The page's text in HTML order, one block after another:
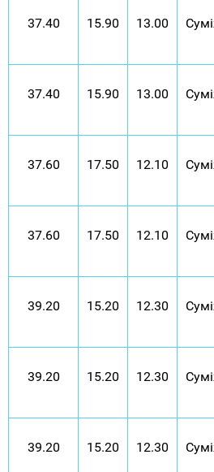
37.40 15.90 13.00
37.40 15.90 13.00
37.60 17.50 12.10
37.60 17.50 12.10
39.20 15.20 12.30
39.20 15.20 12.30
39.20 15.20 12.30